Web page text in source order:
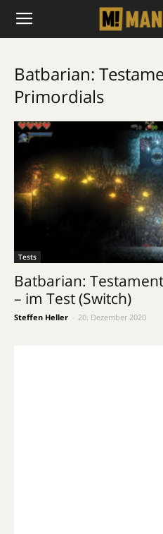
Batbarian:
Primordials
Tests
Batbarian:
– im Test (Switch)
Steffen Heller 20. Dezember 2020